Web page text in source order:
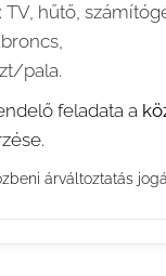
hűtő,
pala.
feladata a
árváltoztatás